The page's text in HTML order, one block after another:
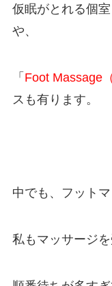
仮眠がとれる個室
や、
「 Foot Massage
スも有ります。
中でも、フット
私もマッサージ